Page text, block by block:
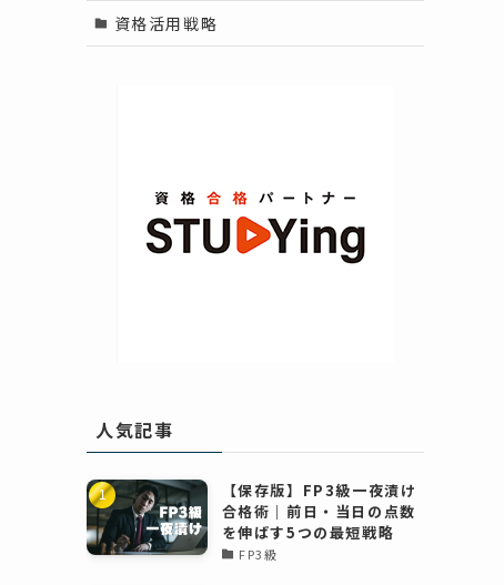
資格活用戦略
人気記事
【保存版】FP3級一夜漬け
合格術｜前日・当日の点数
を伸ばす5つの最短戦略
FP3級